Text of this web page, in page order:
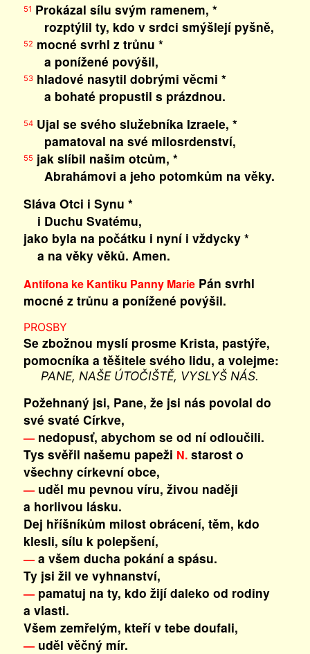
51 Prokázal sílu svým ramenem, *
rozptýlil ty, kdo v srdci smýšlejí pyšně,
52 mocné svrhl z trůnu *
a ponížené povýšil,
53hladové nasytil dobrými věcmi *
a bohaté propustil s prázdnou.
54Ujal se svého služebníka Izraele, *
pamatoval na své milosrdenství,
55 jak slíbil našim otcům, *
Abrahámovi a jeho potomkům na věky.
Sláva Otci i Synu *
i Duchu Svatému,
jako byla na počátku i nyní i vždycky *
a na věky věků. Amen.
Antifona ke Kantiku Panny Marie Pán svrhl
mocné z trůnu a ponížené povýšil.
PROSBY
Se zbožnou myslí prosme Krista, pastýře,
pomocníka a těšitele svého lidu, a volejme:
PANE, NAŠE ÚTOČIŠTĚ, VYSLYŠ NÁS.
Požehnaný jsi, Pane, že jsi nás povolal do
své svaté Církve,
—nedopusť, abychom se od ní odloučili.
Tys svěřil našemu papeži N.starost o
všechny církevní obce,
—uděl mu pevnou víru, živou naději
a horlivou lásku.
Dej hříšníkům milost obrácení, těm, kdo
klesli, sílu k polepšení,
—a všem ducha pokání a spásu.
Ty jsi žil ve vyhnanství,
—pamatuj na ty, kdo žijí daleko od rodiny
a vlasti.
Všem zemřelým, kteří v tebe doufali,
—uděl věčný mír.